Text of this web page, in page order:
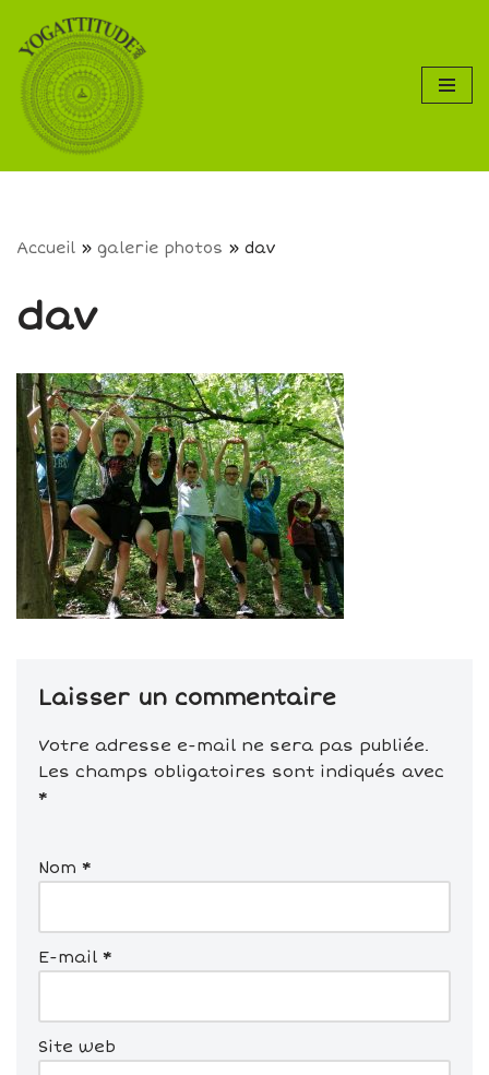
Aller
au
contenu
Accueil » galerie photos » dav
dav
Laisser un commentaire
Votre adresse e-mail ne sera pas publiée.
Les champs obligatoires sont indiqués avec
*
Nom *
E-mail *
Site web